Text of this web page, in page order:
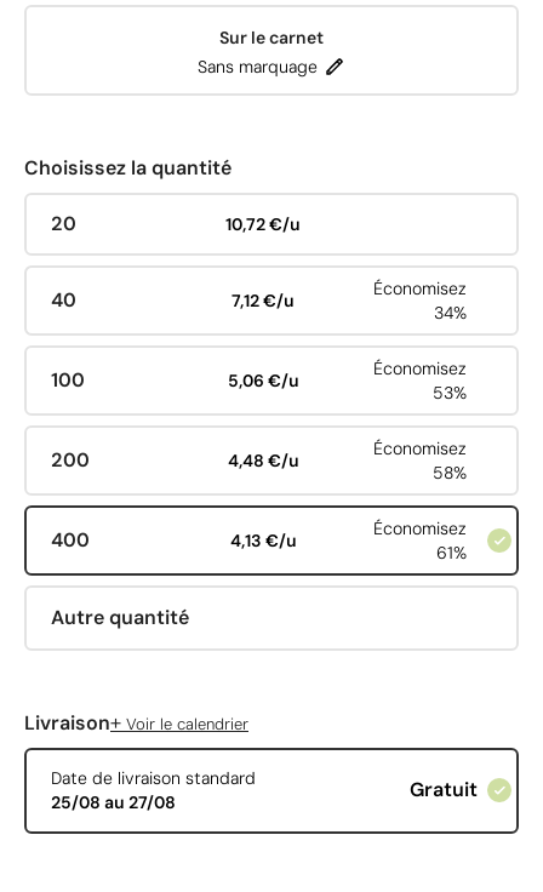
Sur le carnet
Sans marquage
Choisissez la quantité
20 10,72 €/u
40 7,12 €/u
Économisez
34%
100 5,06 €/u
Économisez
53%
200 4,48 €/u
Économisez
58%
400 4,13 €/u
Économisez
61%
Autre quantité
Livraison+ Voir le calendrier
Date de livraison standard
25/08 au 27/08
Gratuit